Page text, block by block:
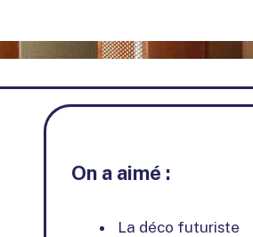
On a aimé :
La déco futuriste